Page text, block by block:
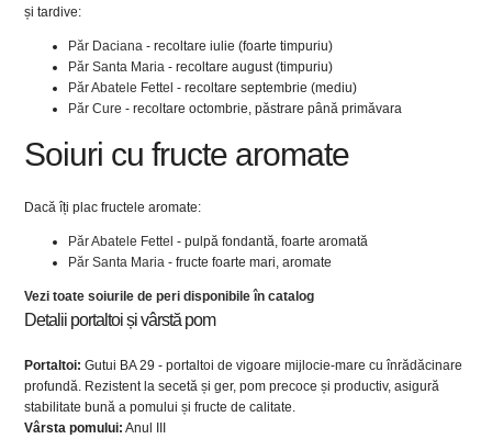
și tardive:
Păr Daciana - recoltare iulie (foarte timpuriu)
Păr Santa Maria - recoltare august (timpuriu)
Păr Abatele Fettel - recoltare septembrie (mediu)
Păr Cure - recoltare octombrie, păstrare până primăvara
Soiuri cu fructe aromate
Dacă îți plac fructele aromate:
Păr Abatele Fettel - pulpă fondantă, foarte aromată
Păr Santa Maria - fructe foarte mari, aromate
Vezi toate soiurile de peri disponibile în catalog
Detalii portaltoi și vârstă pom
Portaltoi: Gutui BA 29 - portaltoi de vigoare mijlocie-mare cu înrădăcinare
profundă. Rezistent la secetă și ger, pom precoce și productiv, asigură
stabilitate bună a pomului și fructe de calitate.
Vârsta pomului: Anul III